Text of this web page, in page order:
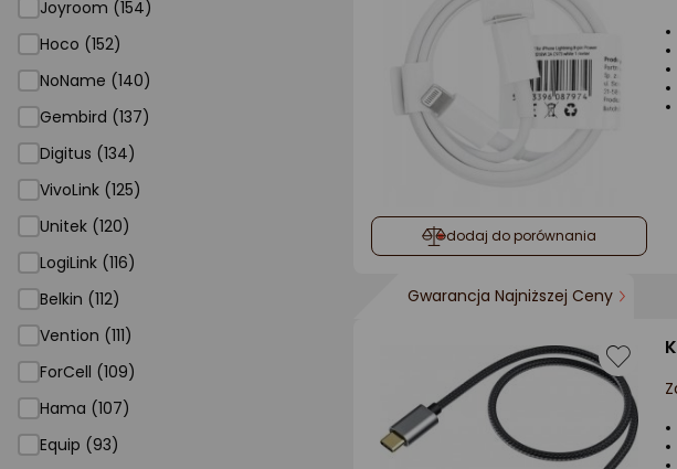
Joyroom (154)
Hoco (152)
NoName (140)
Gembird (137)
Digitus (134)
VivoLink (125)
Unitek (120)
LogiLink (116)
Belkin (112)
Vention (111)
ForCell (109)
Hama (107)
Equip (93)
dodaj do porównania
Gwarancja Najniższej Ceny